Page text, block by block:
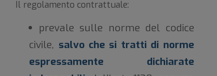
Il regolamento contrattuale:
prevale sulle norme del codice
civile, salvo che si tratti di norme
espressamente dichiarate